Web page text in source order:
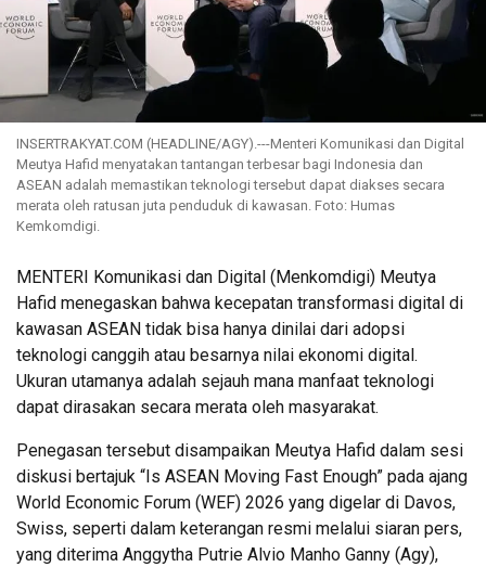
INSERTRAKYAT.COM (HEADLINE/AGY).---Menteri Komunikasi dan Digital
Meutya Hafid menyatakan tantangan terbesar bagi Indonesia dan
ASEAN adalah memastikan teknologi tersebut dapat diakses secara
merata oleh ratusan juta penduduk di kawasan. Foto: Humas
Kemkomdigi.
MENTERI Komunikasi dan Digital (Menkomdigi) Meutya
Hafid menegaskan bahwa kecepatan transformasi digital di
kawasan ASEAN tidak bisa hanya dinilai dari adopsi
teknologi canggih atau besarnya nilai ekonomi digital.
Ukuran utamanya adalah sejauh mana manfaat teknologi
dapat dirasakan secara merata oleh masyarakat.
Penegasan tersebut disampaikan Meutya Hafid dalam sesi
diskusi bertajuk “Is ASEAN Moving Fast Enough” pada ajang
World Economic Forum (WEF) 2026 yang digelar di Davos,
Swiss, seperti dalam keterangan resmi melalui siaran pers,
yang diterima Anggytha Putrie Alvio Manho Ganny (Agy),